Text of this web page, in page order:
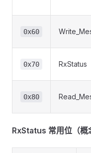
0x60
0x70 RxStatus
0x80
RxStatus 常用位（概